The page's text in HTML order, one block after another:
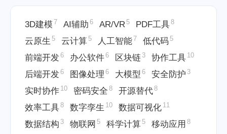
3D建模 7 AI辅助 6 AR/VR 5 PDF工具8
云原生 5 云计算 5 人工智能7 低代码 5
前端开发6 办公软件6 区块链 3 协作工具 10
后端开发6 图像处理 6 大模型 6 安全防护 3
实时协作 10 密码安全 8 开源替代8
效率工具8 数字孪生 10 数据可视化 11
数据结构 3 物联网 5 科学计算 5 移动应用 8